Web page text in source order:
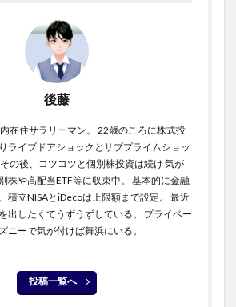
後藤
在住サラリーマン。 22歳のころに株式投
ライブドアショックとサブプライムショッ
の後、コツコツと個別株投資は続け 気が
株や高配当ETF等に収束中。 基本的に金融
積立NISAとiDecoは上限額まで設定。 最近
出したくてうずうずしている。 プライベー
ニーで気が付けば舞浜にいる。
投稿一覧へ